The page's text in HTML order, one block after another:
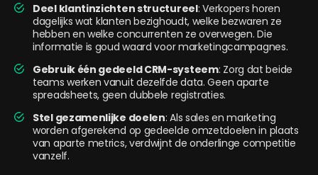
Deel klantinzichten structureel: Verkopers horen
dagelijks wat klanten bezighoudt, welke bezwaren ze
hebben en welke concurrenten ze overwegen. Die
informatie is goud waard voor marketingcampagnes.
Gebruik één gedeeld CRM-systeem: Zorg dat beide
teams werken vanuit dezelfde data. Geen aparte
spreadsheets, geen dubbele registraties.
Stel gezamenlijke doelen: Als sales en marketing
worden afgerekend op gedeelde omzetdoelen in plaats
van aparte metrics, verdwijnt de onderlinge competitie
vanzelf.